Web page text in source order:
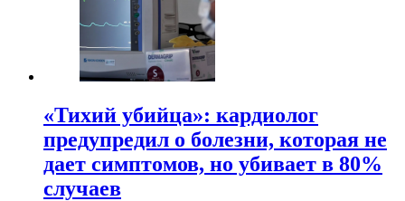
«Тихий убийца»: кардиолог
предупредил о болезни, которая не
дает симптомов, но убивает в 80%
случаев